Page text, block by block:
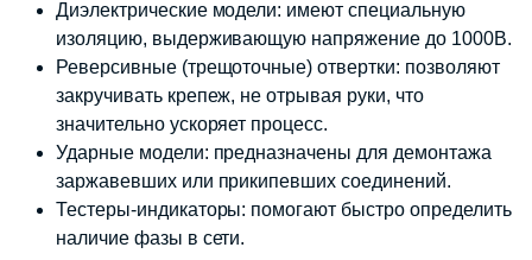
Диэлектрические модели: имеют специальную
изоляцию, выдерживающую напряжение до 1000В.
Реверсивные (трещоточные) отвертки: позволяют
закручивать крепеж, не отрывая руки, что
значительно ускоряет процесс.
Ударные модели: предназначены для демонтажа
заржавевших или прикипевших соединений.
Тестеры-индикаторы: помогают быстро определить
наличие фазы в сети.